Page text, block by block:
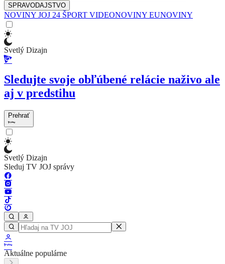
SPRAVODAJSTVO
NOVINY JOJ 24 ŠPORT VIDEONOVINY EUNOVINY
Svetlý Dizajn
Sledujte svoje obľúbené relácie naživo ale
aj v predstihu
Prehrať
Svetlý Dizajn
Sleduj TV JOJ správy
Aktuálne populárne